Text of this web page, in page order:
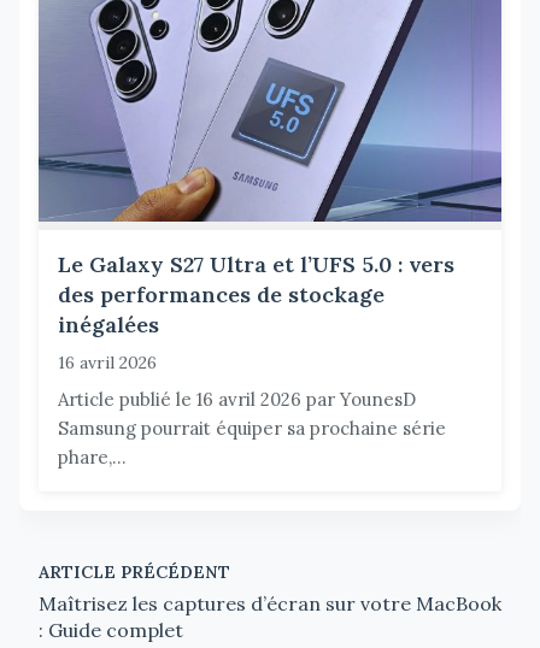
Le Galaxy S27 Ultra et l’UFS 5.0 : vers
des performances de stockage
inégalées
16 avril 2026
Article publié le 16 avril 2026 par YounesD
Samsung pourrait équiper sa prochaine série
phare,...
ARTICLE PRÉCÉDENT
Maîtrisez les captures d’écran sur votre MacBook
: Guide complet